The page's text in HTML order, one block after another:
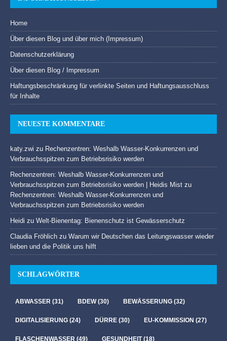
Home
Über diesen Blog und über mich (Impressum)
Datenschutzerklärung
Über diesen Blog / Impressum
Haftungsbeschränkung für verlinkte Seiten und Haftungsausschluss
für Inhalte
NEUESTE KOMMENTARE
katy.zwi zu Rechenzentren: Weshalb Wasser-Konkurrenzen und
Verbrauchsspitzen zum Betriebsrisiko werden
Rechenzentren: Weshalb Wasser-Konkurrenzen und
Verbrauchsspitzen zum Betriebsrisiko werden | Heidis Mist zu
Rechenzentren: Weshalb Wasser-Konkurrenzen und
Verbrauchsspitzen zum Betriebsrisiko werden
Heidi zu Welt-Bienentag: Bienenschutz ist Gewässerschutz
Claudia Fröhlich zu Warum wir Deutschen das Leitungswasser wieder
lieben und die Politik uns hilft
SCHLAGWÖRTER
ABWASSER (31) BDEW(30) BEWÄSSERUNG (32)
DIGITALISIERUNG (24) DÜRRE (30) EU-KOMMISSION (27)
FLASCHENWASSER (49) GESUNDHEIT(18)